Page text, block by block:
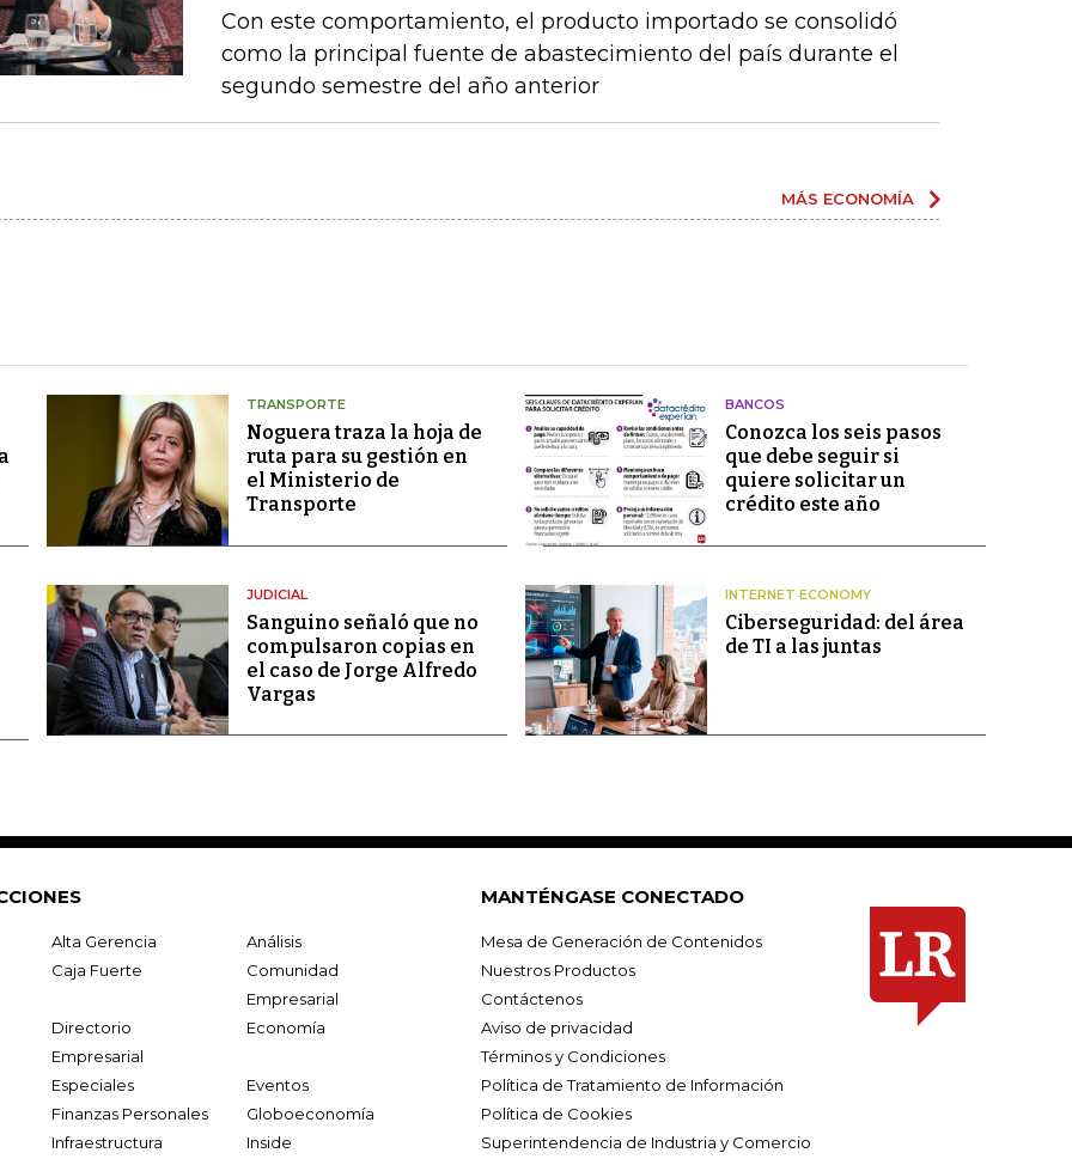
Con este comportamiento, el producto importado se consolidó
como la principal fuente de abastecimiento del país durante el
segundo semestre del año anterior
MÁS ECONOMÍA
TRANSPORTE
Noguera traza la hoja de
ruta para su gestión en
el Ministerio de
Transporte
BANCOS
Conozca los seis pasos
que debe seguir si
quiere solicitar un
crédito este año
JUDICIAL
Sanguino señaló que no
compulsaron copias en
el caso de Jorge Alfredo
Vargas
INTERNET ECONOMY
Ciberseguridad: del área
de TI a las juntas
Alta Gerencia
Análisis
Caja Fuerte
Comunidad
Empresarial
Directorio
Empresarial
Economía
Especiales
Eventos
Finanzas Personales
Globoeconomía
Infraestructura
Inside
MANTÉNGASE CONECTADO
Mesa de Generación de Contenidos
Nuestros Productos
Contáctenos
Aviso de privacidad
Términos y Condiciones
Política de Tratamiento de Información
Política de Cookies
Superintendencia de Industria y Comercio